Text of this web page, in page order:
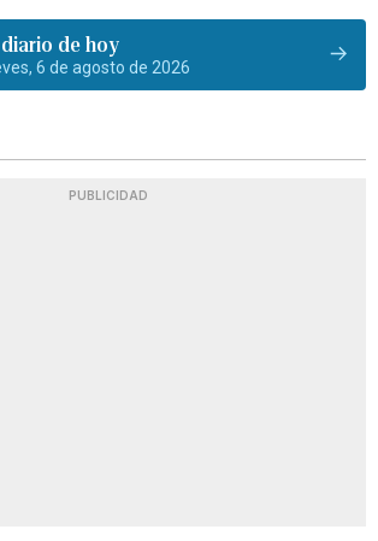
de hoy
6 de agosto de 2026
PUBLICIDAD